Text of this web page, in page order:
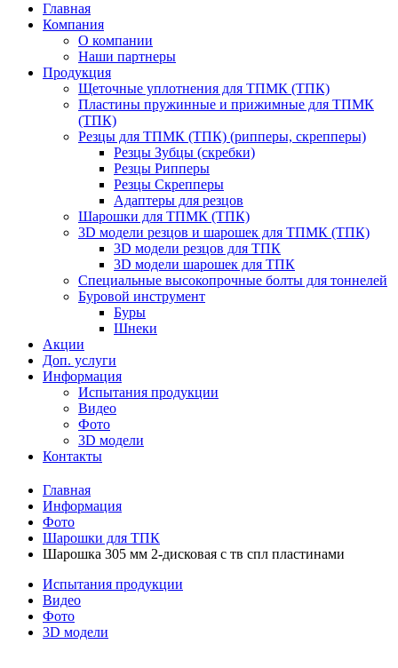
Главная
Компания
О компании
Наши партнеры
Продукция
Щеточные уплотнения для ТПМК (ТПК)
Пластины пружинные и прижимные для ТПМК
(ТПК)
Резцы для ТПМК (ТПК) (рипперы, скрепперы)
Резцы Зубцы (скребки)
Резцы Рипперы
Резцы Скрепперы
Адаптеры для резцов
Шарошки для ТПМК (ТПК)
3D модели резцов и шарошек для ТПМК (ТПК)
3D модели резцов для ТПК
3D модели шарошек для ТПК
Специальные высокопрочные болты для тоннелей
Буровой инструмент
Буры
Шнеки
Акции
Доп. услуги
Информация
Испытания продукции
Видео
Фото
3D модели
Контакты
Главная
Информация
Фото
Шарошки для ТПК
Шарошка 305 мм 2-дисковая с тв спл пластинами
Испытания продукции
Видео
Фото
3D модели